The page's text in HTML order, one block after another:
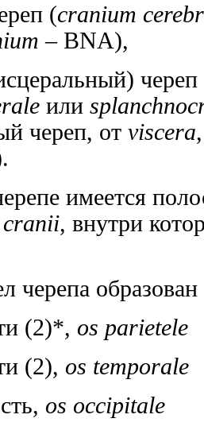
(cranium
– BNA),
череп
или
череп, от viscera,
имеется
cranii, внутри
черепа
(2)*, os parietele
(2), os temporale
os occipitale